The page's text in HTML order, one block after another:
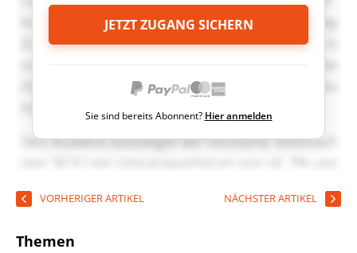
JETZT ZUGANG SICHERN
Sie sind bereits Abonnent? Hier anmelden
VORHERIGER ARTIKEL NÄCHSTER ARTIKEL
Themen